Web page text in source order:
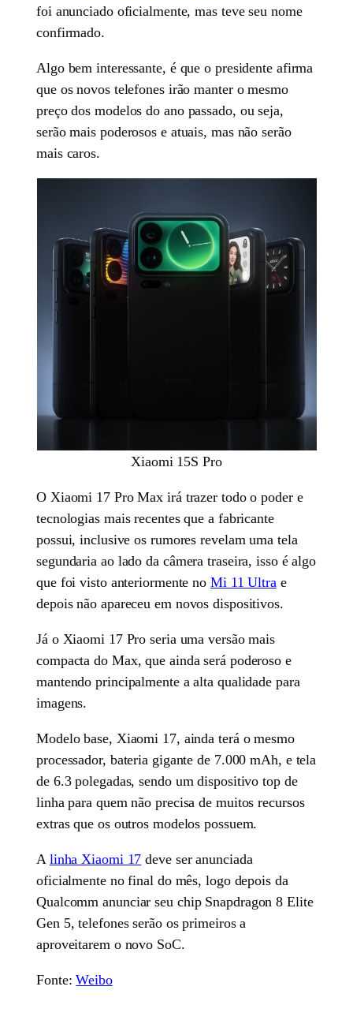
foi anunciado oficialmente, mas teve seu nome
confirmado.
Algo bem interessante, é que o presidente afirma
que os novos telefones irão manter o mesmo
preço dos modelos do ano passado, ou seja,
serão mais poderosos e atuais, mas não serão
mais caros.
Xiaomi 15S Pro
O Xiaomi 17 Pro Max irá trazer todo o poder e
tecnologias mais recentes que a fabricante
possui, inclusive os rumores revelam uma tela
segundaria ao lado da câmera traseira, isso é algo
que foi visto anteriormente no Mi 11 Ultra e
depois não apareceu em novos dispositivos.
Já o Xiaomi 17 Pro seria uma versão mais
compacta do Max, que ainda será poderoso e
mantendo principalmente a alta qualidade para
imagens.
Modelo base, Xiaomi 17, ainda terá o mesmo
processador, bateria gigante de 7.000 mAh, e tela
de 6.3 polegadas, sendo um dispositivo top de
linha para quem não precisa de muitos recursos
extras que os outros modelos possuem.
A linha Xiaomi 17 deve ser anunciada
oficialmente no final do mês, logo depois da
Qualcomm anunciar seu chip Snapdragon 8 Elite
Gen 5, telefones serão os primeiros a
aproveitarem o novo SoC.
Fonte:Weibo